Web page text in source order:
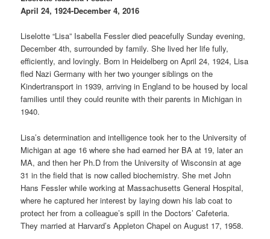
April 24, 1924-December 4, 2016
Liselotte “Lisa” Isabella Fessler died peacefully Sunday evening,
December 4th, surrounded by family. She lived her life fully,
efficiently, and lovingly. Born in Heidelberg on April 24, 1924, Lisa
fled Nazi Germany with her two younger siblings on the
Kindertransport in 1939, arriving in England to be housed by local
families until they could reunite with their parents in Michigan in
1940.
Lisa’s determination and intelligence took her to the University of
Michigan at age 16 where she had earned her BA at 19, later an
MA, and then her Ph.D from the University of Wisconsin at age
31 in the field that is now called biochemistry. She met John
Hans Fessler while working at Massachusetts General Hospital,
where he captured her interest by laying down his lab coat to
protect her from a colleague’s spill in the Doctors’ Cafeteria.
They married at Harvard’s Appleton Chapel on August 17, 1958.